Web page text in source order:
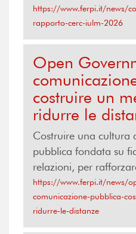
https://www.ferpi.it/news/
rapporto-cerc-iulm-2026
Open
costruire un
ridurre le
Costruire una cultura
pubblica fondata su
relazioni, per
https://www.ferpi.it/news/
comunicazione-pubblica-
ridurre-le-distanze